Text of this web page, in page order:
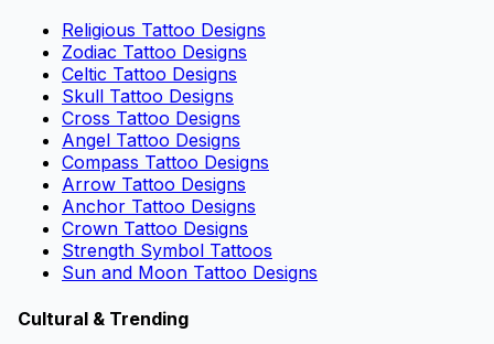
Religious Tattoo Designs
Zodiac Tattoo Designs
Celtic Tattoo Designs
Skull Tattoo Designs
Cross Tattoo Designs
Angel Tattoo Designs
Compass Tattoo Designs
Arrow Tattoo Designs
Anchor Tattoo Designs
Crown Tattoo Designs
Strength Symbol Tattoos
Sun and Moon Tattoo Designs
Cultural & Trending